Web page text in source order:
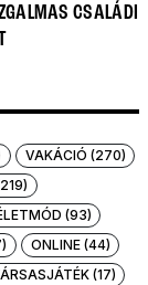
CSALÁDI
VAKÁCIÓ (270)
(93)
ONLINE (44)
(17)